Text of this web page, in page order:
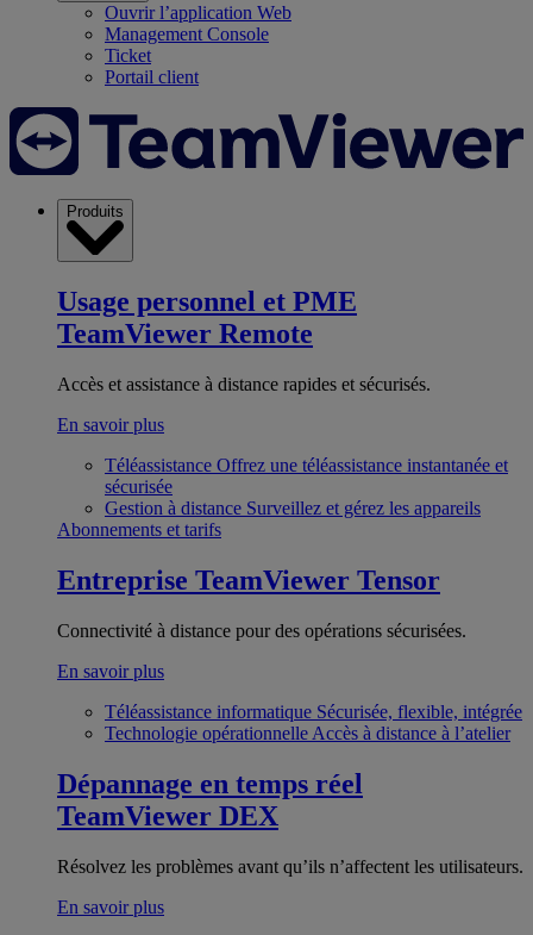
Ouvrir l’application Web
Management Console
Ticket
Portail client
Produits
Usage personnel et PME
TeamViewer Remote
Accès et assistance à distance rapides et sécurisés.
En savoir plus
Téléassistance Offrez une téléassistance instantanée et
sécurisée
Gestion à distance Surveillez et gérez les appareils
Abonnements et tarifs
Entreprise TeamViewer Tensor
Connectivité à distance pour des opérations sécurisées.
En savoir plus
Téléassistance informatique Sécurisée, flexible, intégrée
Technologie opérationnelle Accès à distance à l’atelier
Dépannage en temps réel
TeamViewer DEX
Résolvez les problèmes avant qu’ils n’affectent les utilisateurs.
En savoir plus